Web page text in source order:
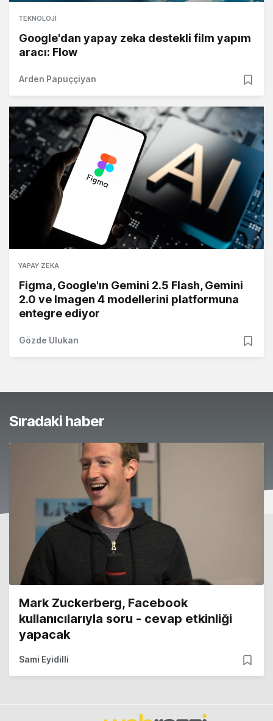
TEKNOLOJI
Google'dan yapay zeka destekli film yapım
aracı: Flow
Arden Papuççiyan
YAPAY ZEKA
Figma, Google'ın Gemini 2.5 Flash, Gemini
2.0 ve Imagen 4 modellerini platformuna
entegre ediyor
Gözde Ulukan
Sıradaki haber
Mark Zuckerberg, Facebook
kullanıcılarıyla soru - cevap etkinliği
yapacak
Sami Eyidilli